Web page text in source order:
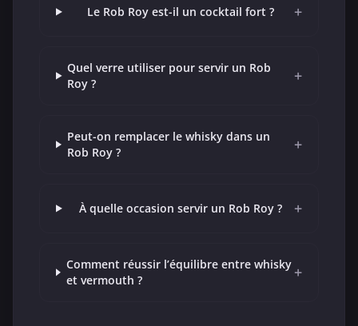
Le Rob Roy est-il un cocktail fort ? +
Quel verre utiliser pour servir un Rob
Roy ?
+
Peut-on remplacer le whisky dans un
Rob Roy ?
+
À quelle occasion servir un Rob Roy ? +
Comment réussir l’équilibre entre whisky
et vermouth ?
+